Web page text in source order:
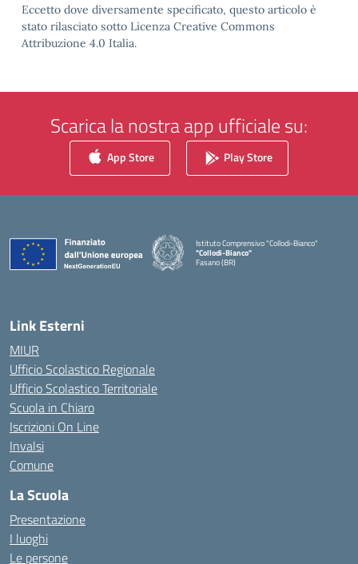
Eccetto dove diversamente specificato, questo articolo è
stato rilasciato sotto Licenza Creative Commons
Attribuzione 4.0 Italia.
Scarica la nostra app ufficiale su:
App Store Play Store
Istituto Comprensivo "Collodi-Bianco"
"Collodi-Bianco"
Fasano (BR)
Link Esterni
MIUR
Ufficio Scolastico Regionale
Ufficio Scolastico Territoriale
Scuola in Chiaro
Iscrizioni On Line
Invalsi
Comune
La Scuola
Presentazione
I luoghi
Le persone